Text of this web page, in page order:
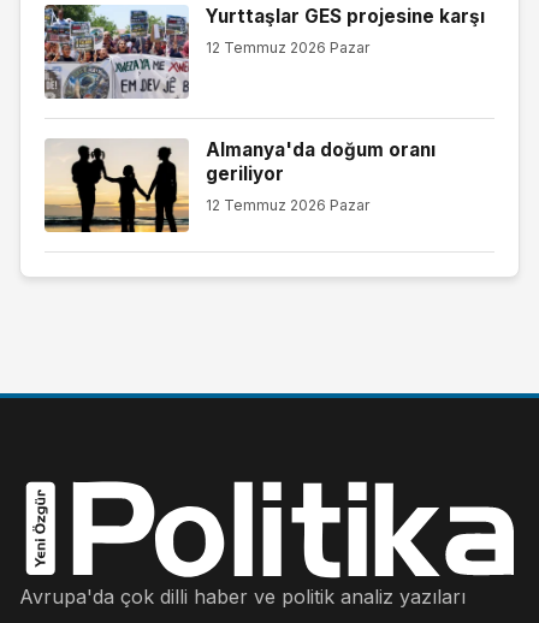
Yurttaşlar GES projesine karşı
12 Temmuz 2026 Pazar
Almanya'da doğum oranı
geriliyor
12 Temmuz 2026 Pazar
Avrupa'da çok dilli haber ve politik analiz yazıları